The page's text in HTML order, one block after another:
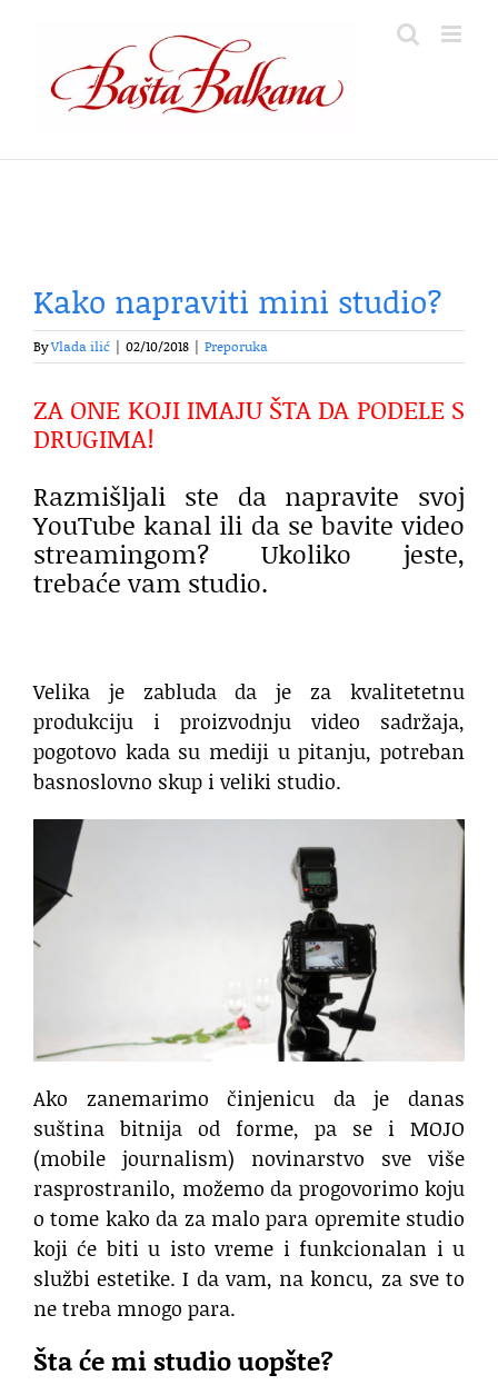
content
Kako napraviti mini studio?
ByVlada ilić 02/10/2018 Preporuka
ZA ONE KOJI IMAJU ŠTA DA PODELE S
DRUGIMA!
Razmišljali ste da napravite svoj
YouTube kanal ili da se bavite video
streamingom? Ukoliko jeste,
trebaće vam studio.
Velika je zabluda da je za kvalitetetnu
produkciju i proizvodnju video sadržaja,
pogotovo kada su mediji u pitanju, potreban
basnoslovno skup i veliki studio.
Ako zanemarimo činjenicu da je danas
suština bitnija od forme, pa se i MOJO
(mobile journalism) novinarstvo sve više
rasprostranilo, možemo da progovorimo koju
o tome kako da za malo para opremite studio
koji će biti u isto vreme i funkcionalan i u
službi estetike. I da vam, na koncu, za sve to
ne treba mnogo para.
Šta će mi studio uopšte?